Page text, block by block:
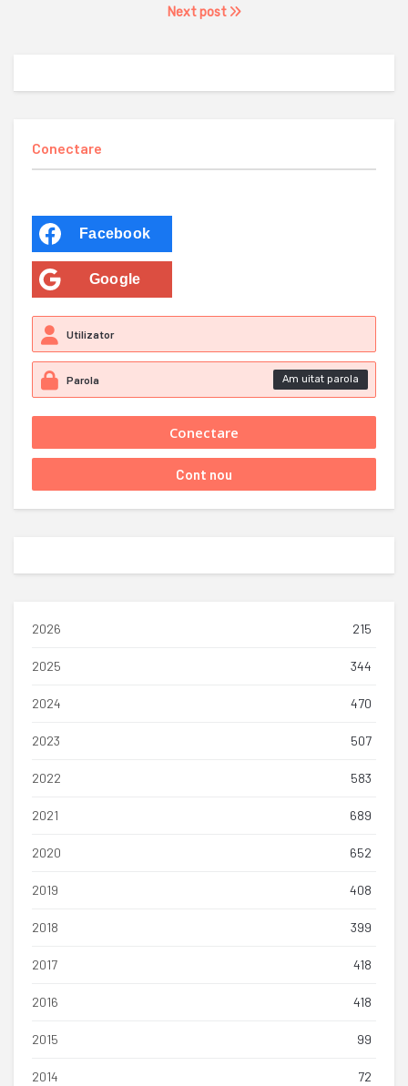
Next post
Conectare
Facebook
Google
Am uitat parola
2026 215
2025 344
2024 470
2023 507
2022 583
2021 689
2020 652
2019 408
2018 399
2017 418
2016 418
2015 99
2014 72